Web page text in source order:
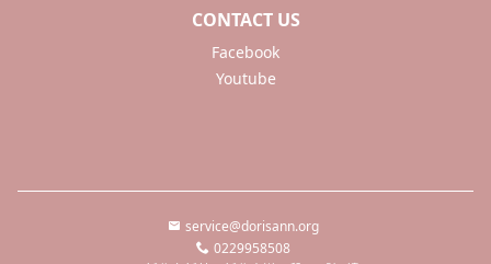
CONTACT US
Facebook
Youtube
service@dorisann.org
0229958508